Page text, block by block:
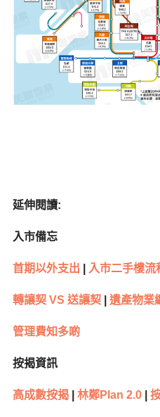
延伸閱讀:
入市備忘
首期以外支出 入市二手樓流
轉讓契VS 送讓契 遺產物業
管理費知多啲
按揭資訊
高成數按揭| 林鄭Plan 2.0|